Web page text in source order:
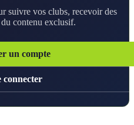
suivre vos clubs, recevoir des
du contenu exclusif.
un compte
connecter